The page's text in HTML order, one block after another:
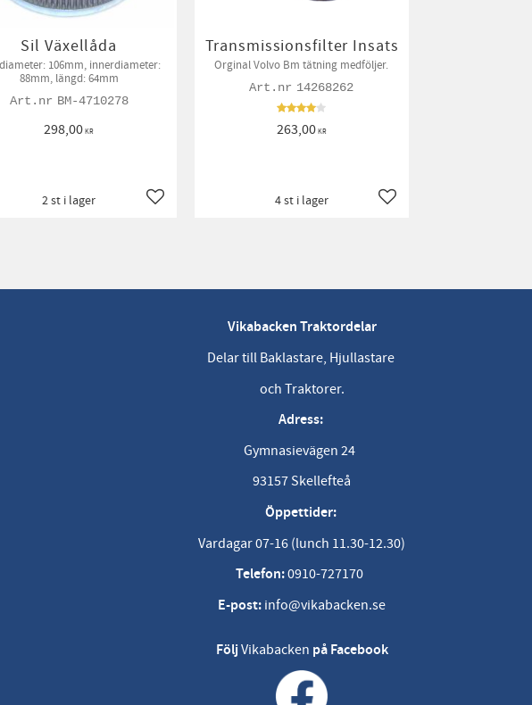
Sil Växellåda
106mm, innerdiameter:
88mm, längd: 64mm
BM-4710278
298,00KR
Lägg till i favoriter
2 st i lager
Transmissionsfilter Insats
Orginal Volvo Bm tätning medföljer.
14268262
263,00KR
Lägg till i favoriter
4 st i lager
Vikabacken Traktordelar
Delar till Baklastare, Hjullastare
och Traktorer.
Adress:
Gymnasievägen 24
93157 Skellefteå
Öppettider:
Vardagar 07-16 (lunch 11.30-12.30)
Telefon:0910-727170
E-post: info@vikabacken.se
FöljVikabacken på Facebook